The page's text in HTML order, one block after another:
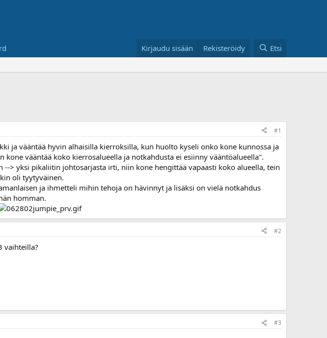
Kirjaudu sisään Rekisteröidy Etsi
#1
ja vääntää hyvin alhaisilla kierroksilla, kun huolto kyseli onko kone kunnossa ja
vääntää koko kierrosalueella ja notkahdusta ei esiinny vääntöalueella".
> yksi pikaliitin johtosarjasta irti, niin kone hengittää vapaasti koko alueella, tein
oli tyytyväinen.
ja ihmetteli mihin tehoja on hävinnyt ja lisäksi on vielä notkahdus
homman.
#2
vaihteilla?
#3